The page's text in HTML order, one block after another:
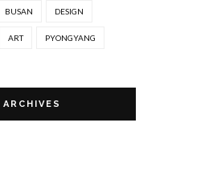
BUSAN DESIGN
ART PYONGYANG
ARCHIVES